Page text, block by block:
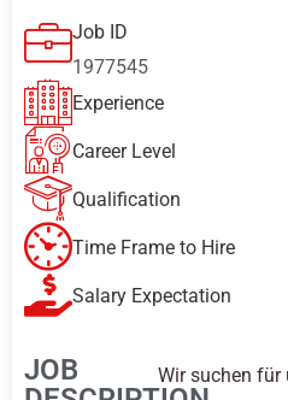
Job ID
1977545
Experience
Career Level
Qualification
Time Frame to Hire
Salary Expectation
JOB
Wir suchen für